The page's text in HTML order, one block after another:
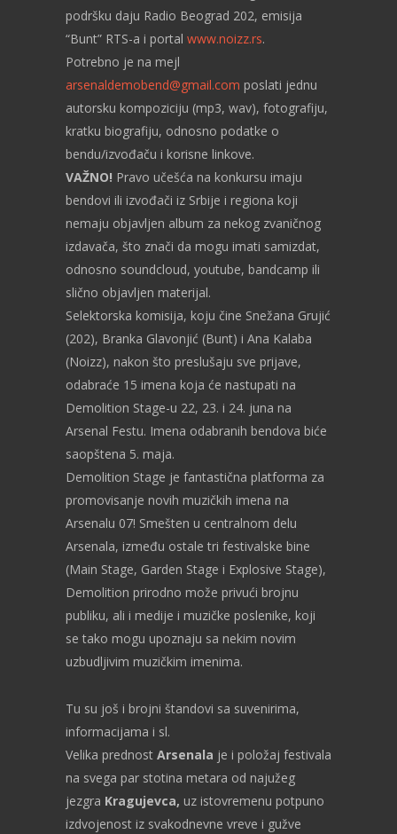
podršku daju Radio Beograd 202, emisija
“Bunt” RTS-a i portal www.noizz.rs.
Potrebno je na mejl
arsenaldemobend@gmail.com poslati jednu
autorsku kompoziciju (mp3, wav), fotografiju,
kratku biografiju, odnosno podatke o
bendu/izvođaču i korisne linkove.
VAŽNO! Pravo učešća na konkursu imaju
bendovi ili izvođači iz Srbije i regiona koji
nemaju objavljen album za nekog zvaničnog
izdavača, što znači da mogu imati samizdat,
odnosno soundcloud, youtube, bandcamp ili
slično objavljen materijal.
Selektorska komisija, koju čine Snežana Grujić
(202), Branka Glavonjić (Bunt) i Ana Kalaba
(Noizz), nakon što preslušaju sve prijave,
odabraće 15 imena koja će nastupati na
Demolition Stage-u 22, 23. i 24. juna na
Arsenal Festu. Imena odabranih bendova biće
saopštena 5. maja.
Demolition Stage je fantastična platforma za
promovisanje novih muzičkih imena na
Arsenalu 07! Smešten u centralnom delu
Arsenala, između ostale tri festivalske bine
(Main Stage, Garden Stage i Explosive Stage),
Demolition prirodno može privući brojnu
publiku, ali i medije i muzičke poslenike, koji
se tako mogu upoznaju sa nekim novim
uzbudljivim muzičkim imenima.
Tu su još i brojni štandovi sa suvenirima,
informacijama i sl.
Velika prednost Arsenala je i položaj festivala
na svega par stotina metara od najužeg
jezgra Kragujevca, uz istovremenu potpuno
izdvojenost iz svakodnevne vreve i gužve